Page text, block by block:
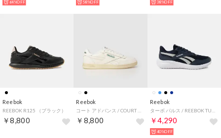
64%OFF 58%OFF 38%OFF
Reebok
REEBOK R125 （ブラック）
￥8,800
Reebok
￥8,800
Reebok
￥4,290
40%OFF